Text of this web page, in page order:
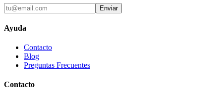
Enviar
Ayuda
Contacto
Blog
Preguntas Frecuentes
Contacto